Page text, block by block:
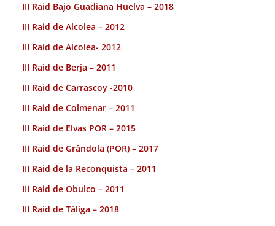
III Raid Bajo Guadiana Huelva – 2018
III Raid de Alcolea – 2012
III Raid de Alcolea- 2012
III Raid de Berja – 2011
III Raid de Carrascoy -2010
III Raid de Colmenar – 2011
III Raid de Elvas POR – 2015
III Raid de Grândola (POR) – 2017
III Raid de la Reconquista – 2011
III Raid de Obulco – 2011
III Raid de Táliga – 2018